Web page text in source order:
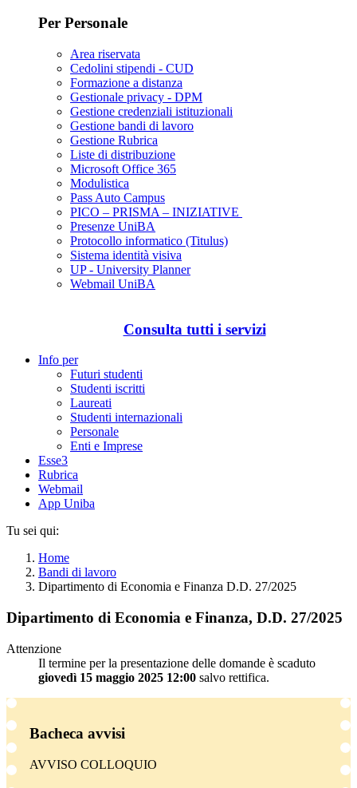
Per Personale
Area riservata
Cedolini stipendi - CUD
Formazione a distanza
Gestionale privacy - DPM
Gestione credenziali istituzionali
Gestione bandi di lavoro
Gestione Rubrica
Liste di distribuzione
Microsoft Office 365
Modulistica
Pass Auto Campus
PICO – PRISMA – INIZIATIVE
Presenze UniBA
Protocollo informatico (Titulus)
Sistema identità visiva
UP - University Planner
Webmail UniBA
Consulta tutti i servizi
Info per
Futuri studenti
Studenti iscritti
Laureati
Studenti internazionali
Personale
Enti e Imprese
Esse3
Rubrica
Webmail
App Uniba
Tu sei qui:
Home
Bandi di lavoro
Dipartimento di Economia e Finanza D.D. 27/2025
Dipartimento di Economia e Finanza, D.D. 27/2025
Attenzione
Il termine per la presentazione delle domande è scaduto
giovedì 15 maggio 2025 12:00 salvo rettifica.
Bacheca avvisi
AVVISO COLLOQUIO